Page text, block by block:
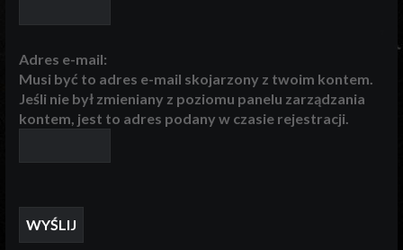
Adres e-mail:
Musi być to adres e-mail skojarzony z twoim kontem.
Jeśli nie był zmieniany z poziomu panelu zarządzania
kontem, jest to adres podany w czasie rejestracji.